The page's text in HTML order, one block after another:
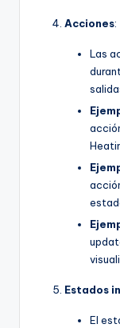
Acciones:
Las
Estados
El